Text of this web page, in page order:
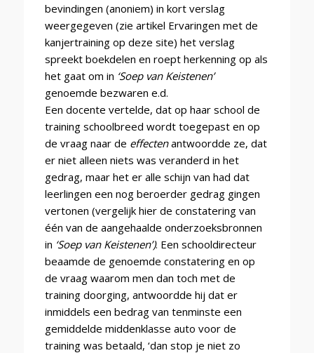
bevindingen (anoniem) in kort verslag
weergegeven (zie artikel Ervaringen met de
kanjertraining op deze site) het verslag
spreekt boekdelen en roept herkenning op als
het gaat om in ‘Soep van Keistenen’
genoemde bezwaren e.d.
Een docente vertelde, dat op haar school de
training schoolbreed wordt toegepast en op
de vraag naar de effecten antwoordde ze, dat
er niet alleen niets was veranderd in het
gedrag, maar het er alle schijn van had dat
leerlingen een nog beroerder gedrag gingen
vertonen (vergelijk hier de constatering van
één van de aangehaalde onderzoeksbronnen
in ‘Soep van Keistenen’). Een schooldirecteur
beaamde de genoemde constatering en op
de vraag waarom men dan toch met de
training doorging, antwoordde hij dat er
inmiddels een bedrag van tenminste een
gemiddelde middenklasse auto voor de
training was betaald, ‘dan stop je niet zo